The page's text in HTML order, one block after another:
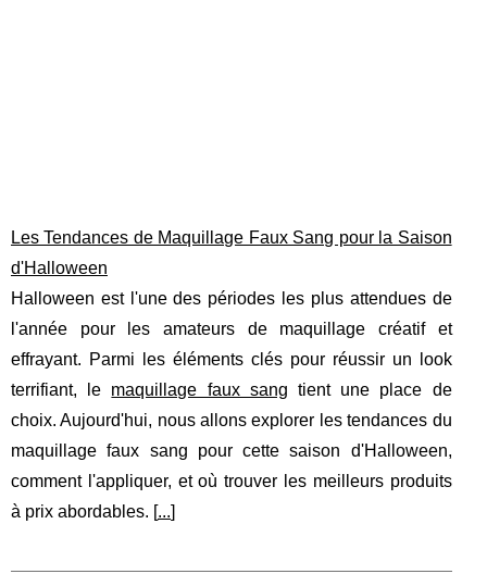
Les Tendances de Maquillage Faux Sang pour la Saison
d'Halloween
Halloween est l'une des périodes les plus attendues de
l'année pour les amateurs de maquillage créatif et
effrayant. Parmi les éléments clés pour réussir un look
terrifiant, le maquillage faux sang tient une place de
choix. Aujourd'hui, nous allons explorer les tendances du
maquillage faux sang pour cette saison d'Halloween,
comment l'appliquer, et où trouver les meilleurs produits
à prix abordables. [...]